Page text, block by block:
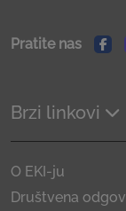
Pratite nas
Brzi linkovi
O EKI-ju
Društvena